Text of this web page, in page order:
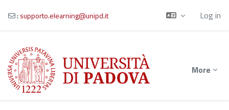
Skip to main content
: supporto.elearning@unipd.it Log in
More